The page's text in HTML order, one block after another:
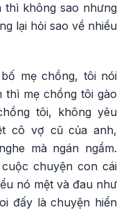
thì không sao nhưng
lại hỏi sao về nhiều
mẹ chồng, tôi nói
mẹ chồng tôi gào
tôi, không yêu
cô vợ cũ của anh,
mà ngán ngẩm.
chuyện con cái
nó mệt và đau như
đấy là chuyện hiển